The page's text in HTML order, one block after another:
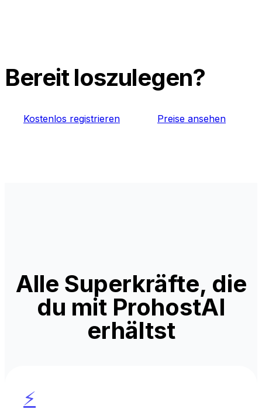
Bereit loszulegen?
Kostenlos registrieren Preise ansehen
Alle Superkräfte, die
du mit ProhostAI
erhältst
⚡